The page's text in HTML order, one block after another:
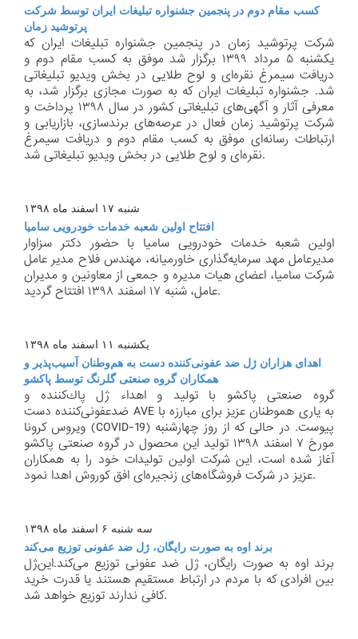
كسب مقام دوم در پنجمین جشنواره تبلیغات ایران توسط شركت
پرتوشید زمان
شركت پرتوشید زمان در پنجمین جشنواره تبلیغات ایران كه
یكشنبه ۵ مرداد ۱۳۹۹ برگزار شد موفق به كسب مقام دوم و
دریافت سیمرغ نقره‌ای و لوح طلایی در بخش ویدیو تبلیغاتی
شد. جشنواره تبلیغات ایران كه به صورت مجازی برگزار شد، به
معرفی آثار و آگهی‌های تبلیغاتی كشور در سال ۱۳۹۸ پرداخت و
شركت پرتوشید زمان فعال در عرصه‌های برندسازی، بازاریابی و
ارتباطات رسانه‌ای موفق به كسب مقام دوم و دریافت سیمرغ
نقره‌ای و لوح طلایی در بخش ویدیو تبلیغاتی شد.
شنبه ۱۷ اسفند ماه ۱۳۹۸
افتتاح اولین شعبه خدمات خودرویی سامیا
اولین شعبه خدمات خودرویی سامیا با حضور دكتر سزاوار
مدیرعامل مهد سرمایه‌گذاری خاورمیانه‌، مهندس فلاح مدیر عامل
شركت سامیا‌، اعضای هیات مدیره و جمعی از معاونین و مدیران
عامل، شنبه ۱۷ اسفند ۱۳۹۸ افتتاح گردید.
یكشنبه ۱۱ اسفند ماه ۱۳۹۸
اهدای هزاران ژل ضد عفونی‌كننده دست به هم‌وطنان آسیب‌پذیر و
همكاران گروه صنعتی گلرنگ توسط پاكشو
گروه صنعتی پاكشو با تولید و اهداء ژل پاك‌كننده و
ضدعفونی‌كننده دست AVE به یاری هموطنان عزیز برای مبارزه با
ویروس كرونا (COVID-19) پیوست. در حالی كه از روز چهارشنبه
مورخ ۷ اسفند ۱۳۹۸ تولید این محصول در گروه صنعتی پاكشو
آغاز شده است، این شركت اولین تولیدات خود را به همكاران
عزیز در شركت فروشگاه‌های زنجیره‌ای افق كوروش اهدا نمود.
سه شنبه ۶ اسفند ماه ۱۳۹۸
برند اوه به صورت رایگان،‌ ژل ضد عفونی توزیع می‌كند
برند اوه به صورت رایگان،‌ ژل ضد عفونی توزیع می‌كند.این‌ژل
بین افرادی كه با مردم در ارتباط مستقیم هستند یا قدرت خرید
كافی ندارند توزیع خواهد شد.